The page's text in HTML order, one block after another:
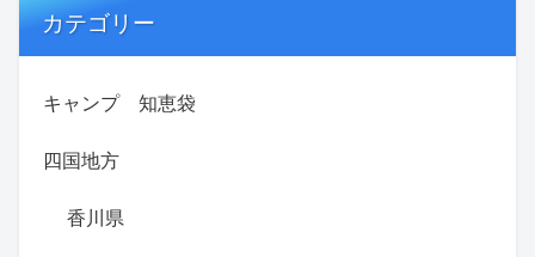
カテゴリー
キャンプ 知恵袋
四国地方
香川県